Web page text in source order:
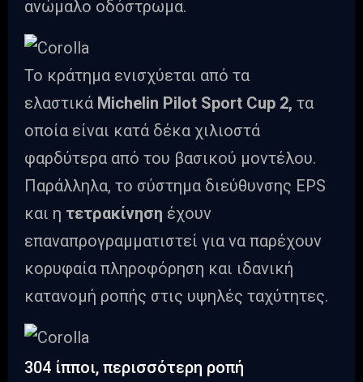
ανώμαλο οδόστρωμα.
Το κράτημα ενισχύεται από τα
ελαστικά Michelin Pilot Sport Cup 2, τα
οποία είναι κατά δέκα χιλιοστά
φαρδύτερα από του βασικού μοντέλου.
Παράλληλα, το σύστημα διεύθυνσης EPS
και η τετρακίνηση έχουν
επαναπρογραμματιστεί για να παρέχουν
κορυφαία πληροφόρηση και ιδανική
κατανομή ροπής στις υψηλές ταχύτητες.
304 ίπποι, περισσότερη ροπή